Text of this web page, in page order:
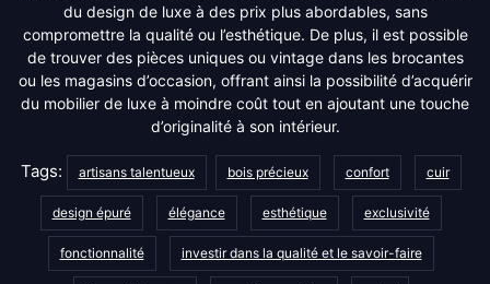
du design de luxe à des prix plus abordables, sans
compromettre la qualité ou l’esthétique. De plus, il est possible
de trouver des pièces uniques ou vintage dans les brocantes
ou les magasins d’occasion, offrant ainsi la possibilité d’acquérir
du mobilier de luxe à moindre coût tout en ajoutant une touche
d’originalité à son intérieur.
Tags: artisans talentueux bois précieux confort cuir
design épuré élégance esthétique exclusivité
fonctionnalité investir dans la qualité et le savoir-faire